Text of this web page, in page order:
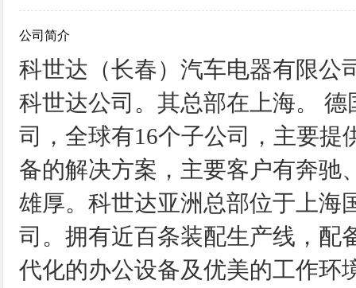
公司简介
科世达（长春）汽车电器有限公
科世达公司。其总部在上海。
司，全球有16个子公司，主要提
备的解决方案，主要客户有奔驰
雄厚。科世达亚洲总部位于上海
司。拥有近百条装配生产线，配
代化的办公设备及优美的工作环